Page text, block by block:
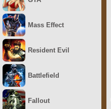
Mass Effect
Resident Evil
Battlefield
Fallout